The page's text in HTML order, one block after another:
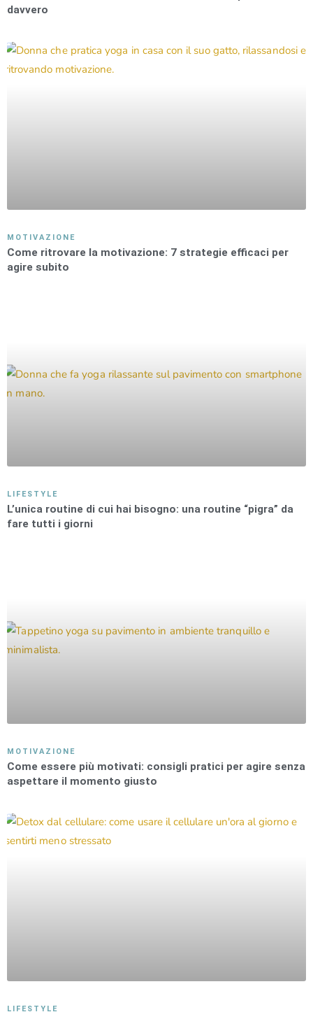
davvero
MOTIVAZIONE
Come ritrovare la motivazione: 7 strategie efficaci per
agire subito
LIFESTYLE
L’unica routine di cui hai bisogno: una routine “pigra” da
fare tutti i giorni
MOTIVAZIONE
Come essere più motivati: consigli pratici per agire senza
aspettare il momento giusto
LIFESTYLE